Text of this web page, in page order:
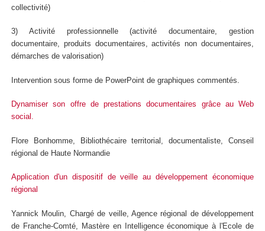
collectivité)
3) Activité professionnelle (activité documentaire, gestion
documentaire, produits documentaires, activités non documentaires,
démarches de valorisation)
Intervention sous forme de PowerPoint de graphiques commentés.
Dynamiser son offre de prestations documentaires grâce au Web
social.
Flore Bonhomme, Bibliothécaire territorial, documentaliste, Conseil
régional de Haute Normandie
Application d'un dispositif de veille au développement économique
régional
Yannick Moulin, Chargé de veille, Agence régional de développement
de Franche-Comté, Mastère en Intelligence économique à l'Ecole de